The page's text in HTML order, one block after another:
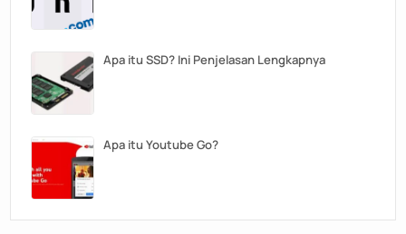
Apa itu SSD? Ini Penjelasan Lengkapnya
Apa itu Youtube Go?